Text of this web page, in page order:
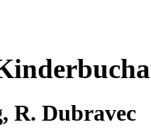
R. Dubravec